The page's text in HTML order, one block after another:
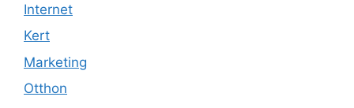
Internet
Kert
Marketing
Otthon